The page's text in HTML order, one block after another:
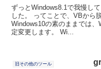
ずっとWindows8.1で我慢し
した。 ってことで、VBから
Windows10の素のままでは
定変更します。 Wi...
旧その他のツール